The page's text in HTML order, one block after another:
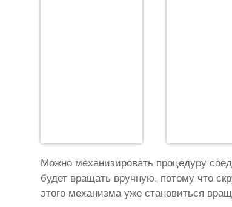
Можно механизировать процедуру
будет вращать вручную, потому что
этого механизма уже становиться